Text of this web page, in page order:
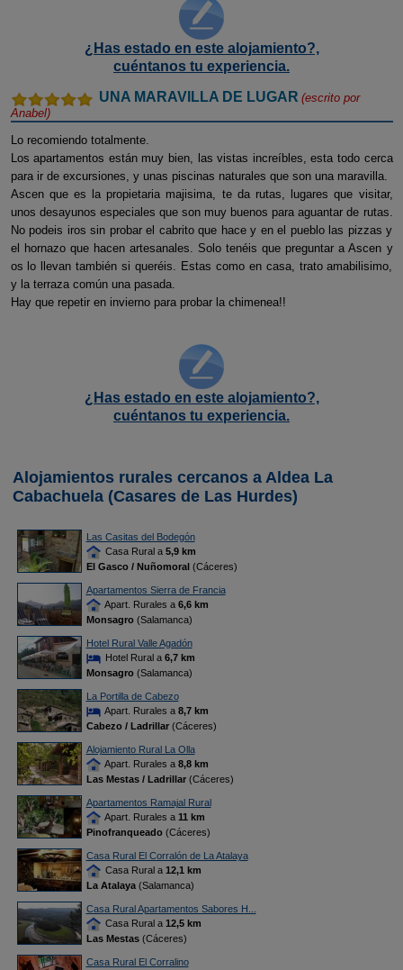
¿Has estado en este alojamiento?,
cuéntanos tu experiencia.
UNA MARAVILLA DE LUGAR (escrito por
Anabel)
Lo recomiendo totalmente.
Los apartamentos están muy bien, las vistas increíbles, esta todo cerca
para ir de excursiones, y unas piscinas naturales que son una maravilla.
Ascen que es la propietaria majisima, te da rutas, lugares que visitar,
unos desayunos especiales que son muy buenos para aguantar de rutas.
No podeis iros sin probar el cabrito que hace y en el pueblo las pizzas y
el hornazo que hacen artesanales. Solo tenéis que preguntar a Ascen y
os lo llevan también si queréis. Estas como en casa, trato amabilisimo,
y la terraza común una pasada.
Hay que repetir en invierno para probar la chimenea!!
¿Has estado en este alojamiento?,
cuéntanos tu experiencia.
Alojamientos rurales cercanos a Aldea La
Cabachuela (Casares de Las Hurdes)
Las Casitas del Bodegón
Casa Rural a 5,9 km
El Gasco / Nuñomoral(Cáceres)
Apartamentos Sierra de Francia
Apart. Rurales a 6,6 km
Monsagro(Salamanca)
Hotel Rural Valle Agadón
Hotel Rural a 6,7 km
Monsagro(Salamanca)
La Portilla de Cabezo
Apart. Rurales a 8,7 km
Cabezo / Ladrillar(Cáceres)
Alojamiento Rural La Olla
Apart. Rurales a 8,8 km
Las Mestas / Ladrillar(Cáceres)
Apartamentos Ramajal Rural
Apart. Rurales a 11 km
Pinofranqueado(Cáceres)
Casa Rural El Corralón de La Atalaya
Casa Rural a 12,1 km
La Atalaya(Salamanca)
Casa Rural Apartamentos Sabores H...
Casa Rural a 12,5 km
Las Mestas(Cáceres)
Casa Rural El Corralino